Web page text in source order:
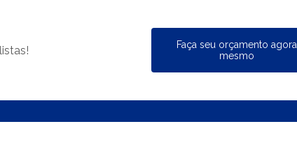
Faça seu orçamento agora
mesmo